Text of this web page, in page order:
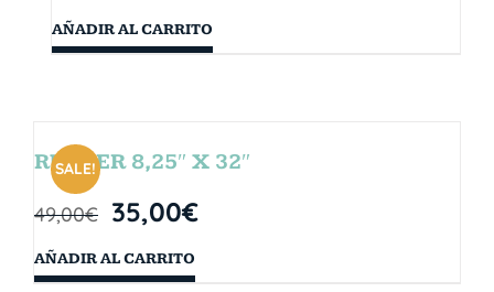
AÑADIR AL CARRITO
SALE!
RUBBER 8,25″ X 32″
49,00€ 35,00€
AÑADIR AL CARRITO